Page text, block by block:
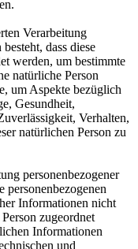
Verarbeitung
dass diese
werden, um bestimmte
natürliche Person
um Aspekte bezüglich
Gesundheit,
Verhalten,
natürlichen Person zu
personenbezogener
personenbezogenen
Informationen nicht
zugeordnet
Informationen
und